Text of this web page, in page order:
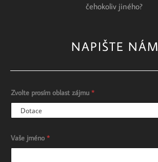
čehokoliv jiného?
NAPIŠTE NÁM
Zvolte prosím oblast zájmu *
Vaše jméno *